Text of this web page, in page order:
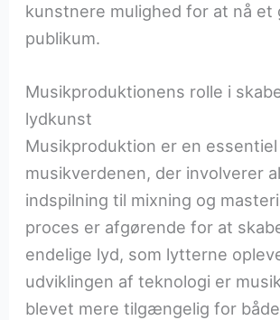
kunstnere mulighed for at nå et
publikum.
Musikproduktionens rolle i
lydkunst
Musikproduktion er en
musikverdenen, der involverer
indspilning til mixning og
proces er afgørende for at
endelige lyd, som lytterne
udviklingen af teknologi er
blevet mere tilgængelig for både